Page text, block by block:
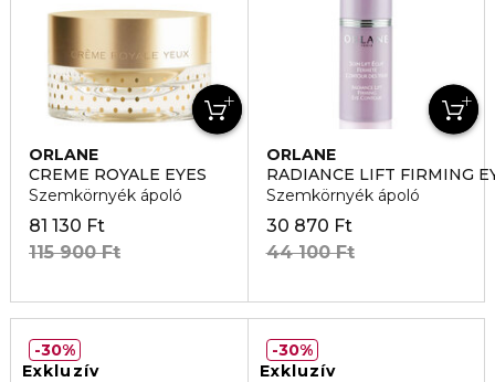
ORLANE
CREME ROYALE EYES
Szemkörnyék ápoló
81 130 Ft
115 900 Ft
ORLANE
RADIANCE LIFT FIRMING
Szemkörnyék ápoló
30 870 Ft
44 100 Ft
Exkluzív
30%
Exkluzív
30%